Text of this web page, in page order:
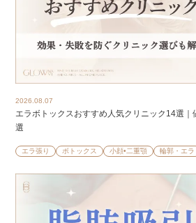
2026.08.07
エラボトックスおすすめ人気クリニック14選
選
エラ張り ボトックス 小顔•二重顎 輪郭・エラ